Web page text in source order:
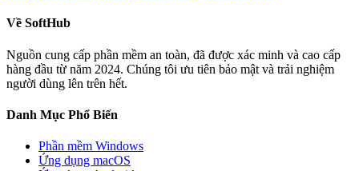
Về SoftHub
Nguồn cung cấp phần mềm an toàn, đã được xác minh và cao cấp
hàng đầu từ năm 2024. Chúng tôi ưu tiên bảo mật và trải nghiệm
người dùng lên trên hết.
Danh Mục Phổ Biến
Phần mềm Windows
Ứng dụng macOS